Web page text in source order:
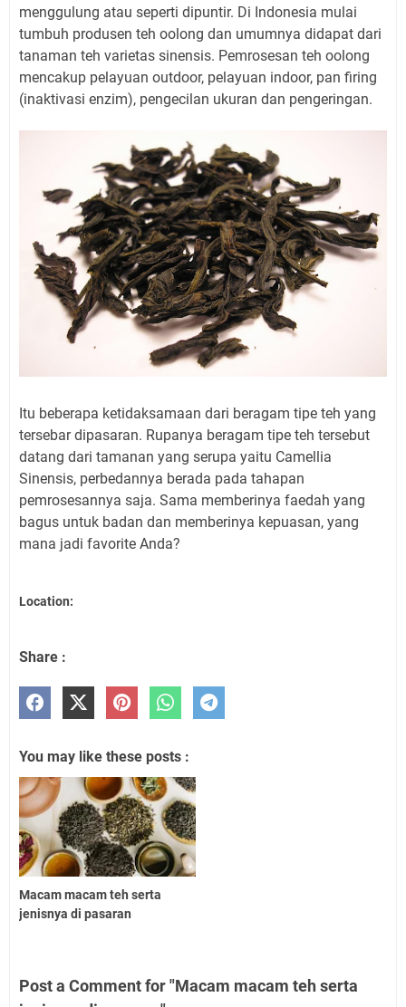
menggulung atau seperti dipuntir. Di Indonesia mulai
tumbuh produsen teh oolong dan umumnya didapat dari
tanaman teh varietas sinensis. Pemrosesan teh oolong
mencakup pelayuan outdoor, pelayuan indoor, pan firing
(inaktivasi enzim), pengecilan ukuran dan pengeringan.
Itu beberapa ketidaksamaan dari beragam tipe teh yang
tersebar dipasaran. Rupanya beragam tipe teh tersebut
datang dari tamanan yang serupa yaitu Camellia
Sinensis, perbedannya berada pada tahapan
pemrosesannya saja. Sama memberinya faedah yang
bagus untuk badan dan memberinya kepuasan, yang
mana jadi favorite Anda?
Location:
Share :
You may like these posts :
Macam macam teh serta
jenisnya di pasaran
Post a Comment for "Macam macam teh serta